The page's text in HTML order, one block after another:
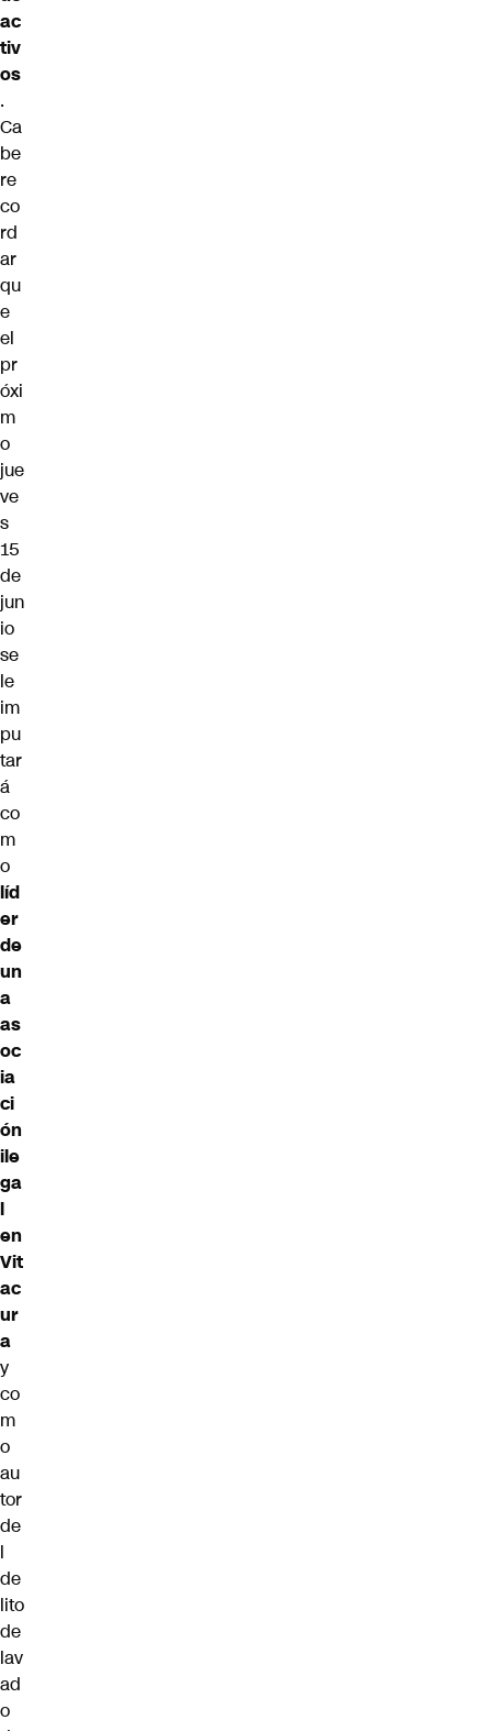
ac
tiv
os
.
Ca
be
re
co
rd
ar
qu
e
el
pr
óxi
m
o
jue
ve
s
15
de
jun
io
se
le
im
pu
tar
á
co
m
o
líd
er
de
un
a
as
oc
ia
ci
ón
ile
ga
l
en
Vit
ac
ur
a
y
co
m
o
au
tor
de
l
de
lito
de
lav
ad
o